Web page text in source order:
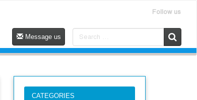
Follow us
Message us
CATEGORIES